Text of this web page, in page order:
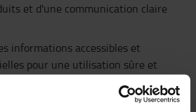
et d'une communication claire
informations accessibles et
pour une utilisation sûre et
approche de développement